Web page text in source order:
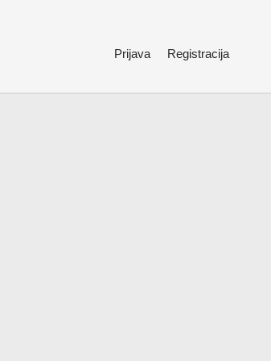
Prijava Registracija